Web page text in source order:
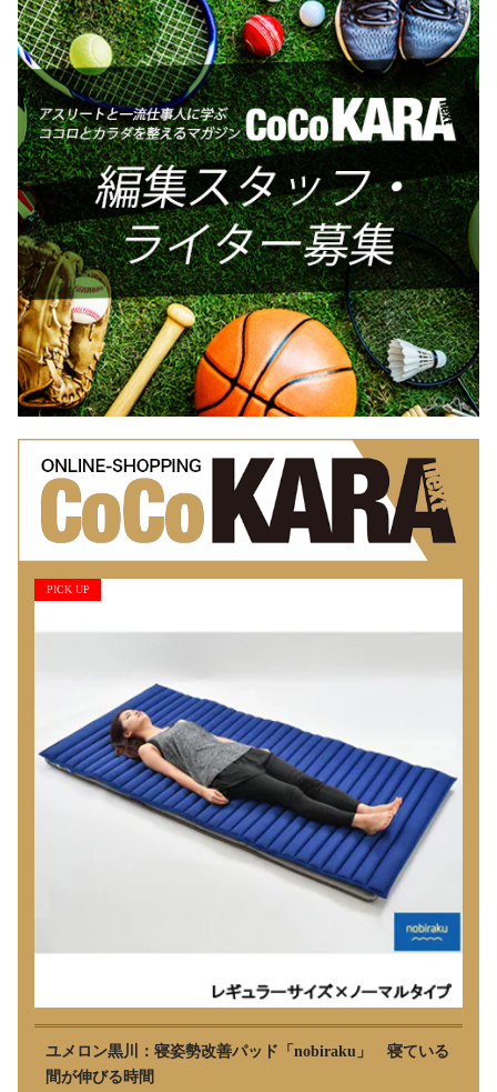
PICK UP
ユメロン黒川：寝姿勢改善パッド「nobiraku」 寝ている
間が伸びる時間